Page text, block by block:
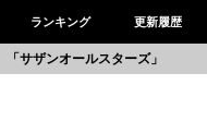
ランキング 更新履歴
「サザンオールスターズ」